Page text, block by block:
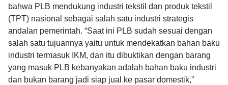
bahwa PLB mendukung industri tekstil dan produk tekstil
(TPT) nasional sebagai salah satu industri strategis
andalan pemerintah. “Saat ini PLB sudah sesuai dengan
salah satu tujuannya yaitu untuk mendekatkan bahan baku
industri termasuk IKM, dan itu dibuktikan dengan barang
yang masuk PLB kebanyakan adalah bahan baku industri
dan bukan barang jadi siap jual ke pasar domestik,”